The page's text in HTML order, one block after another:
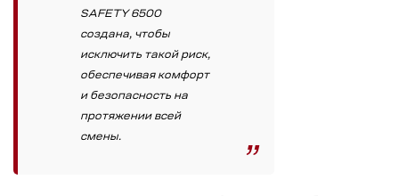
SAFETY 6500
создана, чтобы
исключить такой риск,
обеспечивая комфорт
и безопасность на
протяжении всей
смены.